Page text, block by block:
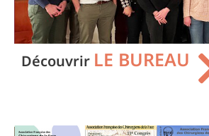
Découvrir LE BUREAU